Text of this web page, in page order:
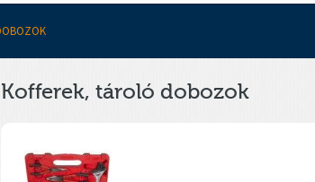
Kofferek, tároló dobozok